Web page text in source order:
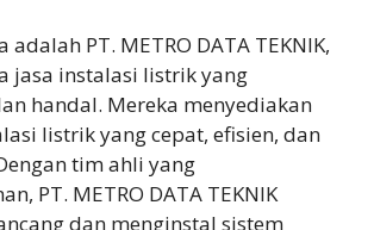
adalah PT. METRO DATA TEKNIK,
jasa instalasi listrik yang
handal. Mereka menyediakan
listrik yang cepat, efisien, dan
tim ahli yang
PT. METRO DATA TEKNIK
dan menginstal sistem